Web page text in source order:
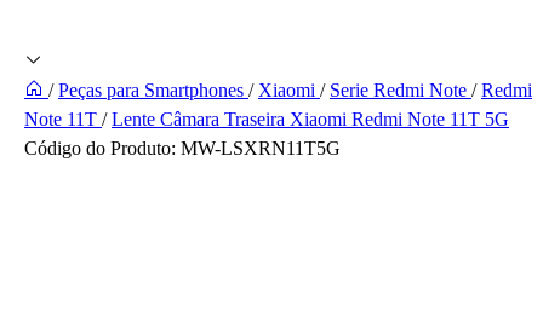
/ Peças para Smartphones / Xiaomi / Serie Redmi Note / Redmi
Note 11T / Lente Câmara Traseira Xiaomi Redmi Note 11T 5G
Código do Produto: MW-LSXRN11T5G